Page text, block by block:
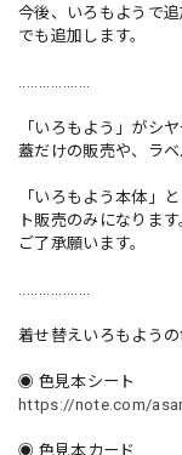
今後、いろもようで
でも追加します。
「いろもよう」がシ
蓋だけの販売や、ラ
「いろもよう本体」
ト販売のみになります
ご了承願います。
着せ替えいろもよう
◉ 色見本シート
https://note.com/
◉ 色見本カード